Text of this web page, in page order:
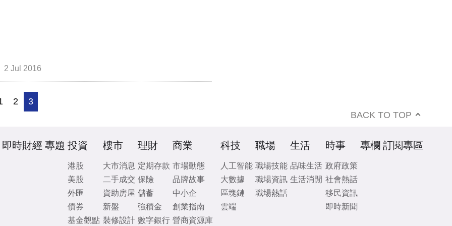
2 Jul 2016
2
3
BACK TO TOP
即時財經 專題 投資
港股
美股
外匯
債券
基金觀點
樓市
大市消息
二手成交
資助房屋
新盤
裝修設計
理財
定期存款
保險
儲蓄
強積金
數字銀行
商業
市場動態
品牌故事
中小企
創業指南
營商資源庫
科技
人工智能
大數據
區塊鏈
雲端
職場
職場技能
職場資訊
職場熱話
生活
品味生活
生活消閒
時事
政府政策
社會熱話
移民資訊
即時新聞
專欄 訂閱專區